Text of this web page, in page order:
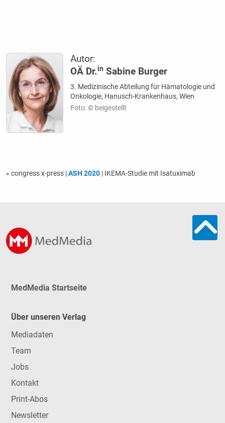
Autor:
OÄ Dr.in Sabine Burger
3. Medizinische Abteilung für Hämatologie und
Onkologie, Hanusch-Krankenhaus, Wien
Foto: © beigestellt
« congress x-press |ASH 2020| IKEMA-Studie mit Isatuximab
MedMedia Startseite
Über unseren Verlag
Mediadaten
Team
Jobs
Kontakt
Print-Abos
Newsletter